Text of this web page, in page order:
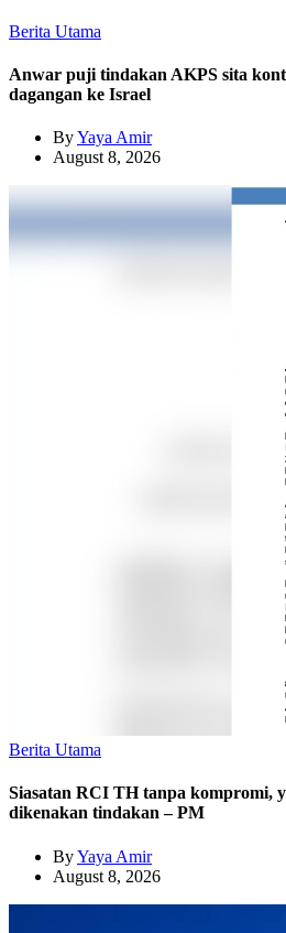
Berita Utama
Anwar puji tindakan AKPS sita
dagangan ke Israel
ByYaya Amir
August 8, 2026
Berita Utama
Siasatan RCI TH tanpa kompromi,
dikenakan tindakan – PM
ByYaya Amir
August 8, 2026